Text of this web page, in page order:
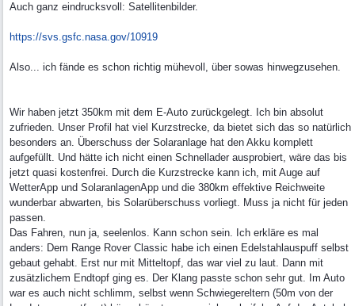
Auch ganz eindrucksvoll: Satellitenbilder.
https://svs.gsfc.nasa.gov/10919
Also... ich fände es schon richtig mühevoll, über sowas hinwegzusehen.
Wir haben jetzt 350km mit dem E-Auto zurückgelegt. Ich bin absolut
zufrieden. Unser Profil hat viel Kurzstrecke, da bietet sich das so natürlich
besonders an. Überschuss der Solaranlage hat den Akku komplett
aufgefüllt. Und hätte ich nicht einen Schnellader ausprobiert, wäre das bis
jetzt quasi kostenfrei. Durch die Kurzstrecke kann ich, mit Auge auf
WetterApp und SolaranlagenApp und die 380km effektive Reichweite
wunderbar abwarten, bis Solarüberschuss vorliegt. Muss ja nicht für jeden
passen.
Das Fahren, nun ja, seelenlos. Kann schon sein. Ich erkläre es mal
anders: Dem Range Rover Classic habe ich einen Edelstahlauspuff selbst
gebaut gehabt. Erst nur mit Mitteltopf, das war viel zu laut. Dann mit
zusätzlichem Endtopf ging es. Der Klang passte schon sehr gut. Im Auto
war es auch nicht schlimm, selbst wenn Schwiegereltern (50m von der